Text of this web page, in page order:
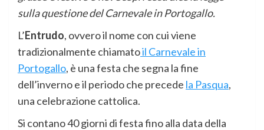
sulla questione del Carnevale in Portogallo.
L’Entrudo, ovvero il nome con cui viene
tradizionalmente chiamatoil Carnevale in
Portogallo, è una festa che segna la fine
dell’inverno e il periodo che precede la Pasqua,
una celebrazione cattolica.
Si contano 40 giorni di festa fino alla data della